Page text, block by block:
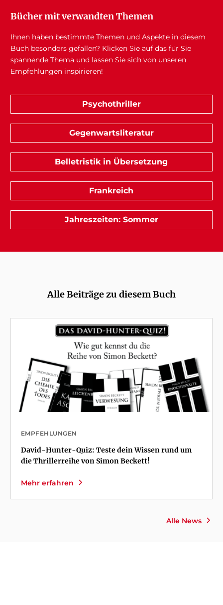
Bücher mit verwandten Themen
Ihnen haben bestimmte Themen und Aspekte in diesem
Buch besonders gefallen? Klicken Sie auf das für Sie
spannende Thema und lassen Sie sich von unseren
Empfehlungen inspirieren!
Psychothriller
Gegenwartsliteratur
Belletristik in Übersetzung
Frankreich
Jahreszeiten: Sommer
Alle Beiträge zu diesem Buch
Alle News
EMPFEHLUNGEN
David-Hunter-Quiz: Teste dein Wissen rund um
die Thrillerreihe von Simon Beckett!
Mehr erfahren